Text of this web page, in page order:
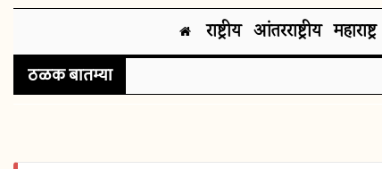
राष्ट्रीय आंतरराष्ट्रीय महाराष्ट्र
ठळक बातम्या